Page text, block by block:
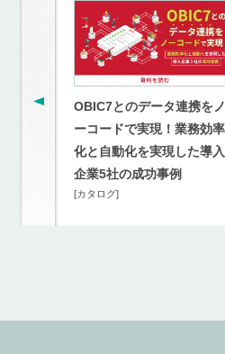
OBIC7とのデータ連携をノ
ーコードで実現！業務効率
化と自動化を実現した導入
企業5社の成功事例
[カタログ]